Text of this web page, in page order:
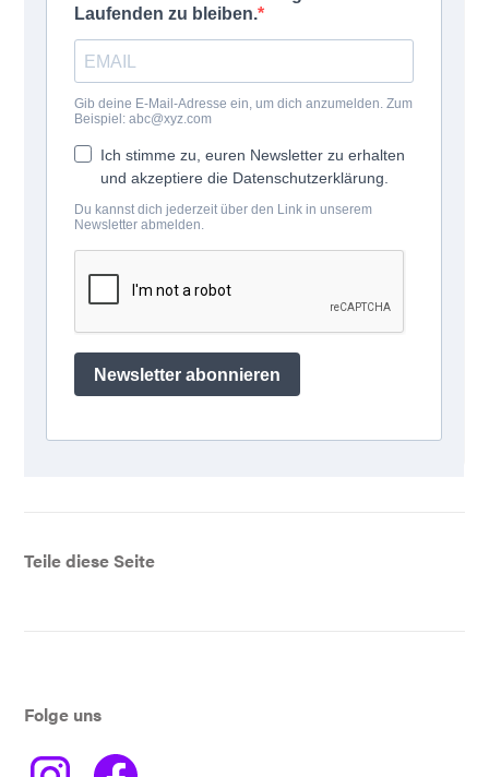
Teile diese Seite
Folge uns